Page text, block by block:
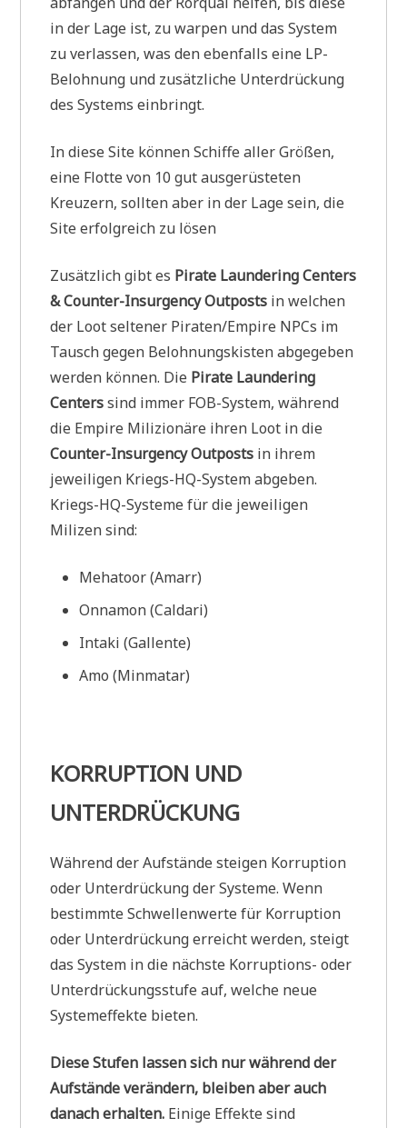
in der Lage ist, zu warpen und das System
zu verlassen, was den ebenfalls eine LP-
Belohnung und zusätzliche Unterdrückung
des Systems einbringt.
In diese Site können Schiffe aller Größen,
eine Flotte von 10 gut ausgerüsteten
Kreuzern, sollten aber in der Lage sein, die
Site erfolgreich zu lösen
Zusätzlich gibt es Pirate Laundering Centers
& Counter-Insurgency Outposts in welchen
der Loot seltener Piraten/Empire NPCs im
Tausch gegen Belohnungskisten abgegeben
werden können. Die Pirate Laundering
Centerssind immer FOB-System, während
die Empire Milizionäre ihren Loot in die
Counter-Insurgency Outposts in ihrem
jeweiligen Kriegs-HQ-System abgeben.
Kriegs-HQ-Systeme für die jeweiligen
Milizen sind:
Mehatoor (Amarr)
Onnamon (Caldari)
Intaki (Gallente)
Amo (Minmatar)
KORRUPTION UND
UNTERDRÜCKUNG
Während der Aufstände steigen Korruption
oder Unterdrückung der Systeme. Wenn
bestimmte Schwellenwerte für Korruption
oder Unterdrückung erreicht werden, steigt
das System in die nächste Korruptions- oder
Unterdrückungsstufe auf, welche neue
Systemeffekte bieten.
Diese Stufen lassen sich nur während der
Aufstände verändern, bleiben aber auch
danach erhalten. Einige Effekte sind